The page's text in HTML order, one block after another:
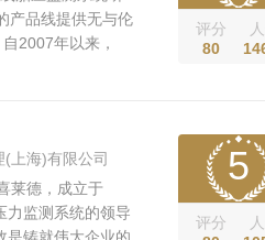
产品线提供无与伦
2007年以来，
评分
80
上海)有限公司
莱德，成立于
力监测系统的领导
5
评分